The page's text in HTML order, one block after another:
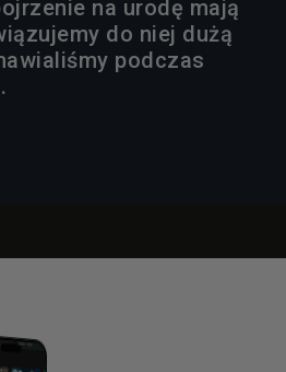
na urodę mają
do niej dużą
podczas